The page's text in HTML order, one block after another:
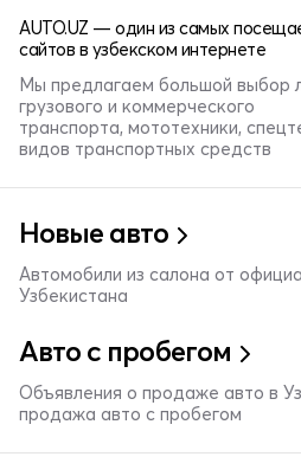
AUTO.UZ — один из самых
сайтов в узбекском интернете
Мы предлагаем большой выбор
грузового и коммерческого
транспорта, мототехники,
видов транспортных средств
Новые авто
Автомобили из салона от
Узбекистана
Авто с пробегом
Объявления о продаже авто в
продажа авто с пробегом